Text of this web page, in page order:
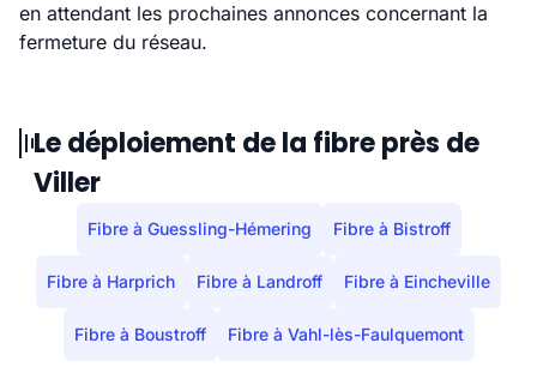
en attendant les prochaines annonces concernant la
fermeture du réseau.
Le déploiement de la fibre près de
Viller
Fibre à Guessling-Hémering Fibre à Bistroff
Fibre à Harprich Fibre à Landroff Fibre à Eincheville
Fibre à Boustroff Fibre à Vahl-lès-Faulquemont